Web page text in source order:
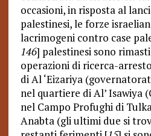
occasioni, in risposta al
palestinesi, le forze
lacrimogeni contro case
146] palestinesi sono
operazioni di ricerca-
di Al ‘Eizariya
nel quartiere di Al’ Isawiya
nel Campo Profughi di
Anabta (gli ultimi due si